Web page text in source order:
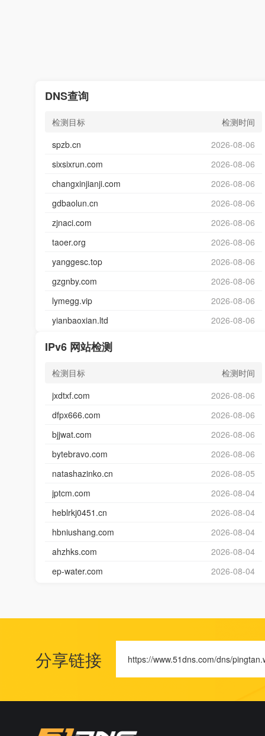
DNS查询
检测目标
检测时间
spzb.cn
2026-08-06
sixsixrun.com
2026-08-06
changxinjianji.com
2026-08-06
gdbaolun.cn
2026-08-06
zjnaci.com
2026-08-06
taoer.org
2026-08-06
yanggesc.top
2026-08-06
gzgnby.com
2026-08-06
lymegg.vip
2026-08-06
yianbaoxian.ltd
2026-08-06
IPv6 网站检测
检测目标
检测时间
jxdtxf.com
2026-08-06
dfpx666.com
2026-08-06
bjjwat.com
2026-08-06
bytebravo.com
2026-08-06
natashazinko.cn
2026-08-05
jptcm.com
2026-08-04
heblrkj0451.cn
2026-08-04
hbniushang.com
2026-08-04
ahzhks.com
2026-08-04
ep-water.com
2026-08-04
分享链接 https://www.51dns.com/dns/